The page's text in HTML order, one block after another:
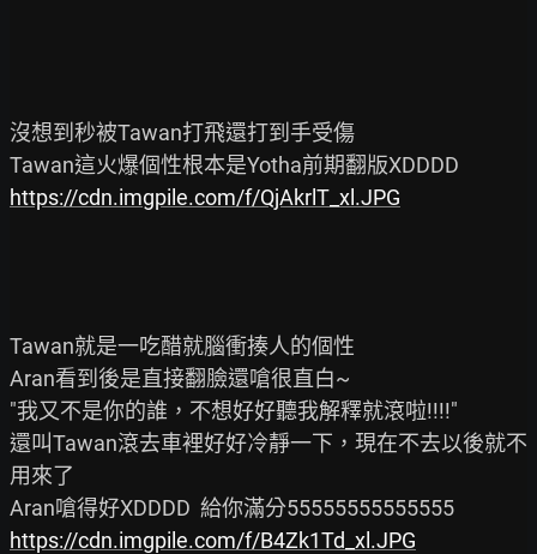
沒想到秒被Tawan打飛還打到手受傷
https://cdn.imgpile.com/f/QjAkrlT_xl.JPG
Tawan就是一吃醋就腦衝揍人的個性
Aran看到後是直接翻臉還嗆很直白~
"我又不是你的誰，不想好好聽我解釋就滾啦!!!!"
還叫Tawan滾去車裡好好冷靜一下，現在不去以後就不
用來了
https://cdn.imgpile.com/f/B4Zk1Td_xl.JPG